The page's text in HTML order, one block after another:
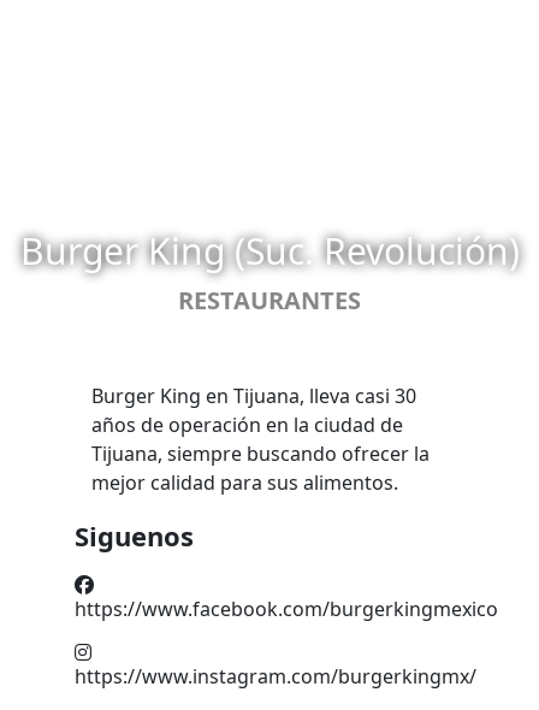
Burger King (Suc. Revolución)
RESTAURANTES
Burger King en Tijuana, lleva casi 30
años de operación en la ciudad de
Tijuana, siempre buscando ofrecer la
mejor calidad para sus alimentos.
Siguenos
https://www.facebook.com/burgerkingmexico
https://www.instagram.com/burgerkingmx/